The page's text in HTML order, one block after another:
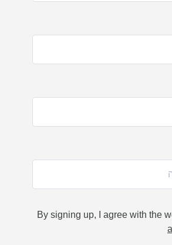
By signing up, I agree with the